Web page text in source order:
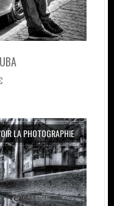
LA PHOTOGRAPHIE